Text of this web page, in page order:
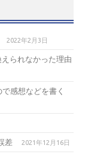
2022年2月3日
られなかった理由
感想などを書く
差 2021年12月16日